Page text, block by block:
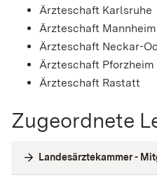
Ärzteschaft Karlsruhe
Ärzteschaft Mannheim
Ärzteschaft Neckar-
Ärzteschaft Pforzheim
Ärzteschaft Rastatt
Zugeordnete
Landesärztekammer -